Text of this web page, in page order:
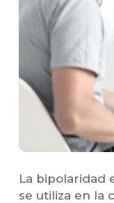
La bipolaridad
se utiliza en la